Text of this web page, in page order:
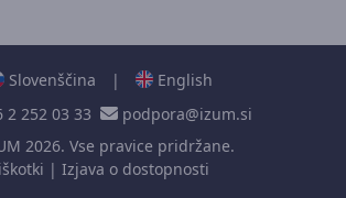
Slovenščina |
English
2 252 03 33
podpora@izum.si
2026. Vse pravice pridržane.
| Izjava o dostopnosti